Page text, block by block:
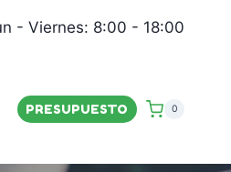
- Viernes: 8:00 - 18:00
PRESUPUESTO 0